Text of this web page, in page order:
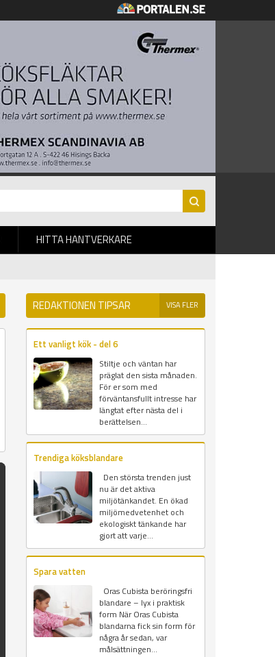
HITTA HANTVERKARE
REDAKTIONEN TIPSAR VISA FLER
Ett vanligt kök - del 6
Stiltje och väntan har
präglat den sista månaden.
För er som med
förväntansfullt intresse har
längtat efter nästa del i
berättelsen...
Trendiga köksblandare
Den största trenden just
nu är det aktiva
miljötänkandet. En ökad
miljömedvetenhet och
ekologiskt tänkande har
gjort att varje...
Spara vatten
Oras Cubista beröringsfri
blandare – lyx i praktisk
form När Oras Cubista
blandarna fick sin form för
några år sedan, var
målsättningen...